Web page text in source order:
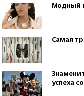
Модный
Самая
успеха